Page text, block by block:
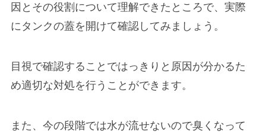
因とその役割について理解できたところで、実際
にタンクの蓋を開けて確認してみましょう。
目視で確認することではっきりと原因が分かるた
め適切な対処を行うことができます。
また、今の段階では水が流せないので臭くなって